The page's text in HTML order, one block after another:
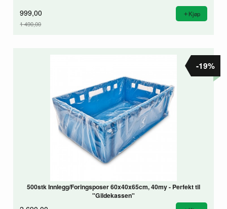
999,00
1 490,00
Kjøp
500stk Innlegg/Foringsposer 60x40x65cm, 40my - Perfekt til
"Gildekassen"
-19%